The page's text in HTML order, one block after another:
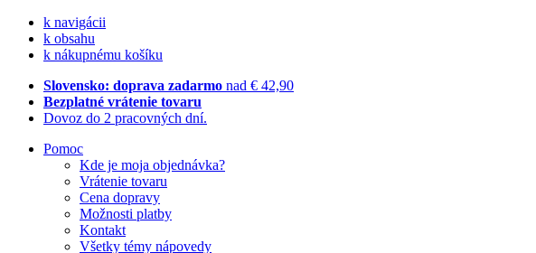
k navigácii
k obsahu
k nákupnému košíku
Slovensko: doprava zadarmo nad € 42,90
Bezplatné vrátenie tovaru
Dovoz do 2 pracovných dní.
Pomoc
Kde je moja objednávka?
Vrátenie tovaru
Cena dopravy
Možnosti platby
Kontakt
Všetky témy nápovedy